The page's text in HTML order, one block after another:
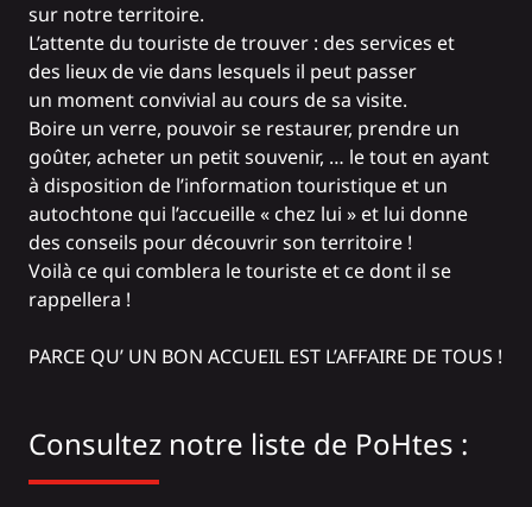
sur notre territoire.
L’attente du touriste de trouver : des services et
des lieux de vie dans lesquels il peut passer
un moment convivial au cours de sa visite.
Boire un verre, pouvoir se restaurer, prendre un
goûter, acheter un petit souvenir, … le tout en ayant
à disposition de l’information touristique et un
autochtone qui l’accueille « chez lui » et lui donne
des conseils pour découvrir son territoire !
Voilà ce qui comblera le touriste et ce dont il se
rappellera !
PARCE QU’ UN BON ACCUEIL EST L’AFFAIRE DE TOUS !
Consultez notre liste de PoHtes :